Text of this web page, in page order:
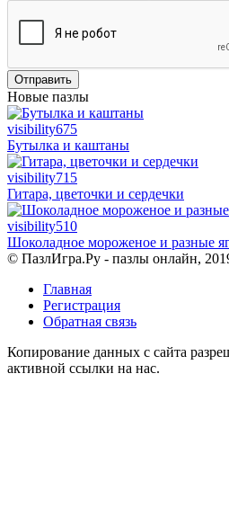
Отправить
Новые пазлы
visibility675
Бутылка и каштаны
visibility715
Гитара, цветочки и сердечки
visibility510
Шоколадное мороженое и разные
© ПазлИгра.Ру - пазлы онлайн,
Главная
Регистрация
Обратная связь
Копирование данных с сайта
активной ссылки на нас.